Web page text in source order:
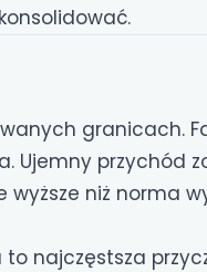
granicach.
Ujemny przychód
wyższe niż norma
to najczęstsza